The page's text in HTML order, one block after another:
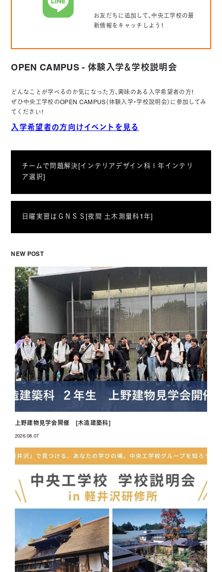
お友だちに追加して、中央工学校の最
新情報をキャッチしよう！
OPEN CAMPUS - 体験入学＆学校説明会
どんなことが学べるのか気になった方、興味のある入学希望者の方！
ぜひ中央工学校のOPEN CAMPUS（体験入学・学校説明会）に参加してみ
てください！
入学希望者の方向けイベントを見る
チームで問題解決[インテリアデザイン科１年インテリ
ア選択]
日曜実習はＧＮＳＳ[夜間 土木測量科1年]
NEW POST
上野建物見学会開催 [木造建築科]
2026.08.07